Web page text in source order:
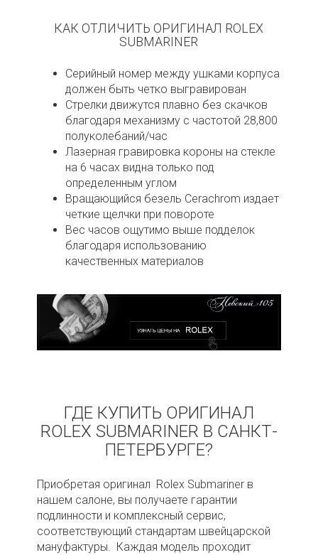
КАК ОТЛИЧИТЬ ОРИГИНАЛ ROLEX
SUBMARINER
Серийный номер между ушками корпуса
должен быть четко выгравирован
Стрелки движутся плавно без скачков
благодаря механизму с частотой 28,800
полуколебаний/час
Лазерная гравировка короны на стекле
на 6 часах видна только под
определенным углом
Вращающийся безель Cerachrom издает
четкие щелчки при повороте
Вес часов ощутимо выше подделок
благодаря использованию
качественных материалов
ГДЕ КУПИТЬ ОРИГИНАЛ
ROLEX SUBMARINER В САНКТ-
ПЕТЕРБУРГЕ?
Приобретая оригинал Rolex Submariner в
нашем салоне, вы получаете гарантии
подлинности и комплексный сервис,
соответствующий стандартам швейцарской
мануфактуры. Каждая модель проходит